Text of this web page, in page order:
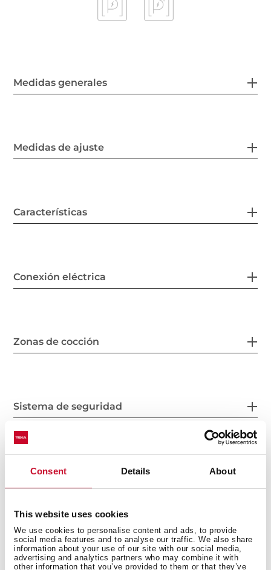
Consent Details About
This website uses cookies
We use cookies to personalise content and ads, to provide
social media features and to analyse our traffic. We also share
information about your use of our site with our social media,
advertising and analytics partners who may combine it with
other information that you’ve provided to them or that they’ve
Medidas generales
Medidas de ajuste
Características
Conexión eléctrica
Zonas de cocción
Sistema de seguridad
Acabado
Accesorios